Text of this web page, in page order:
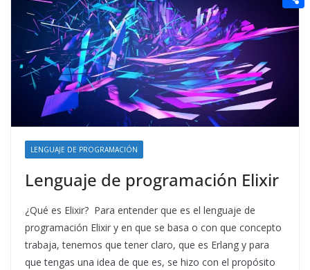
LENGUAJE DE PROGRAMACIÓN
Lenguaje de programación Elixir
¿Qué es Elixir? Para entender que es el lenguaje de
programación Elixir y en que se basa o con que concepto
trabaja, tenemos que tener claro, que es Erlang y para
que tengas una idea de que es, se hizo con el propósito
n
e
e
a
id
r